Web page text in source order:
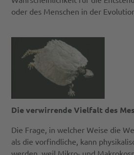
oder des Menschen in der
Die verwirrende Vielfalt des
Die Frage, in welcher Weise die
als die vorfindliche, kann
werden, weil Mikro- und